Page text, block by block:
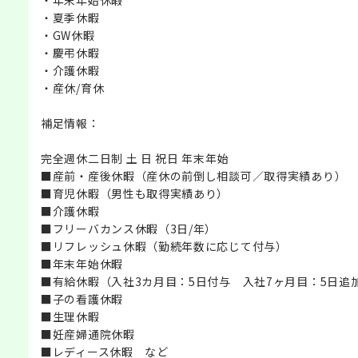
・夏季休暇
・GW休暇
・慶弔休暇
・介護休暇
・産休/育休
補足情報：
完全週休二日制 土 日 祝日 年末年始
■産前・産後休暇（産休の前倒し相談可／取得実績あり）
■育児休暇（男性も取得実績あり）
■介護休暇
■フリーバカンス休暇（3日/年）
■リフレッシュ休暇（勤続年数に応じて付与）
■年末年始休暇
■有給休暇（入社3カ月目：5日付与 入社7ヶ月目：5日追
■子の看護休暇
■生理休暇
■妊産婦通院休暇
■レディース休暇 など